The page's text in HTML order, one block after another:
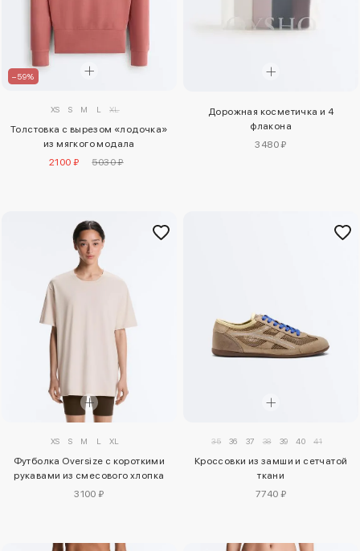
–59%
XS S M L XL
Толстовка с вырезом «лодочка»
из мягкого модала
2100 ₽
5030 ₽
Дорожная косметичка и 4
флакона
3480 ₽
XS S M L XL
Футболка Oversize с короткими
рукавами из смесового хлопка
3100 ₽
35 36 37 38 39 40 41
Кроссовки из замши и сетчатой
ткани
7740 ₽